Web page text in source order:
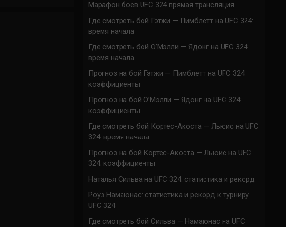
Марафон боев UFC 324 прямая трансляция
Где смотреть бой Гэтжи — Пимблетт на UFC 324:
время начала
Где смотреть бой О’Мэлли — Ядонг на UFC 324:
время начала
Прогноз на бой Гэтжи — Пимблетт на UFC 324:
коэффициенты
Прогноз на бой О’Мэлли — Ядонг на UFC 324:
коэффициенты
Где смотреть бой Кортес-Акоста — Льюис на UFC
324: время начала
Прогноз на бой Кортес-Акоста — Льюис на UFC
324: коэффициенты
Наталья Сильва на UFC 324: статистика и рекорд
Роуз Намаюнас: статистика и рекорд к турниру
UFC 324
Где смотреть бой Сильва — Намаюнас на UFC